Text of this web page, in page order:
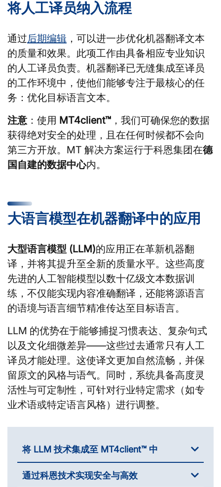
将人工译员纳入流程
通过后期编辑 ，可以进一步优化机器翻译文本
的质量和效果。此项工作由具备相应专业知识
的人工译员负责。机器翻译已无缝集成至译员
的工作环境中，使他们能够专注于最核心的任
务：优化目标语言文本。
注意 ：使用 MT4client™ ，我们可确保您的数据
获得绝对安全的处理，且在任何时候都不会向
第三方开放。MT 解决方案运行于科恩集团在德
国 自建的数据中心内。
大语言模型在机器翻译中的应用
大型语言模型 (LLM)的应用正在革新机器翻
译，并将其提升至全新的质量水平。这些高度
先进的人工智能模型以数十亿级文本数据训
练，不仅能实现内容准确翻译，还能将源语言
的语境与语言细节精准传达至目标语言。
LLM 的优势在于能够捕捉习惯表达、复杂句式
以及文化细微差异——这些过去通常只有人工
译员才能处理。这使译文更加自然流畅，并保
留原文的风格与语气。同时，系统具备高度灵
活性与可定制性，可针对行业特定需求（如专
业术语或特定语言风格）进行调整。
将 LLM 技术集成至 MT4client™ 中
通过科恩技术实现安全与高效